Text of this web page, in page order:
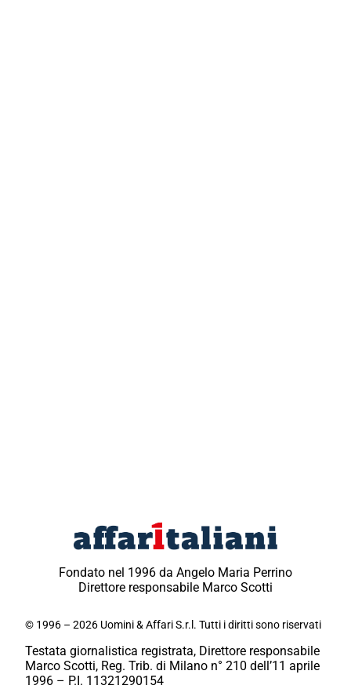
Fondato nel 1996 da Angelo Maria Perrino
Direttore responsabile Marco Scotti
© 1996 – 2026 Uomini & Affari S.r.l. Tutti i diritti sono riservati
Testata giornalistica registrata, Direttore responsabile
Marco Scotti, Reg. Trib. di Milano n° 210 dell’11 aprile
1996 – P.I. 11321290154